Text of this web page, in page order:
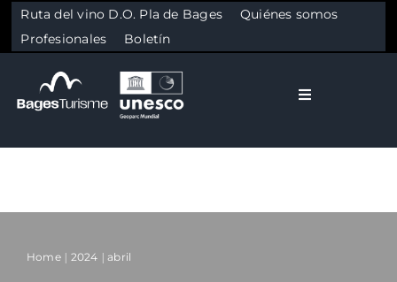
Ruta del vino D.O. Pla de Bages
Quiénes somos
Profesionales
Boletín
Toggle
Cultura
Home 2024 abril